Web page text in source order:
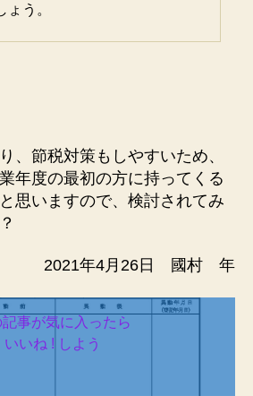
う。
、節税対策もしやすいため、
年度の最初の方に持ってくる
思いますので、検討されてみ
2021年4月26日 國村 年
記事が気に入ったら
いいね ! しよう